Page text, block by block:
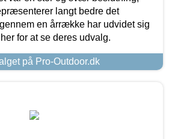
langt bedre det
en årrække har udvidet sig
for at se deres udvalg.
på Pro-Outdoor.dk